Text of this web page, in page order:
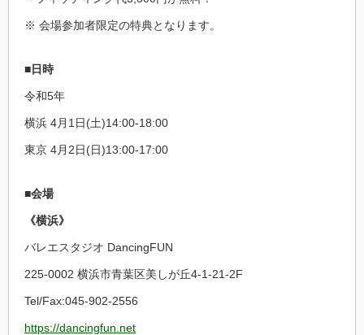
※ 会場参加者限定の特典となります。
■日時
令和5年
横浜 4月1日(土)14:00-18:00
東京 4月2日(日)13:00-17:00
■会場
《横浜》
バレエスタジオ DancingFUN
225-0002 横浜市青葉区美しが丘4-1-21-2F
Tel/Fax:045-902-2556
https://dancingfun.net